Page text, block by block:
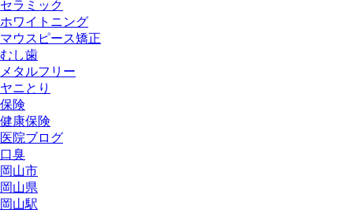
セラミック
ホワイトニング
マウスピース矯正
むし歯
メタルフリー
ヤニとり
保険
健康保険
医院ブログ
口臭
岡山市
岡山県
岡山駅